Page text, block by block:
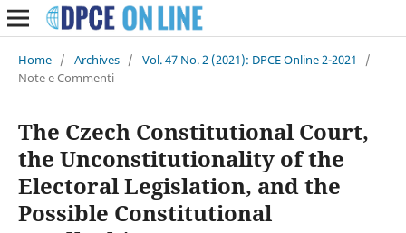
Home / Archives / Vol. 47 No. 2 (2021): DPCE Online 2-2021
/
Note e Commenti
The Czech Constitutional Court,
the Unconstitutionality of the
Electoral Legislation, and the
Possible Constitutional